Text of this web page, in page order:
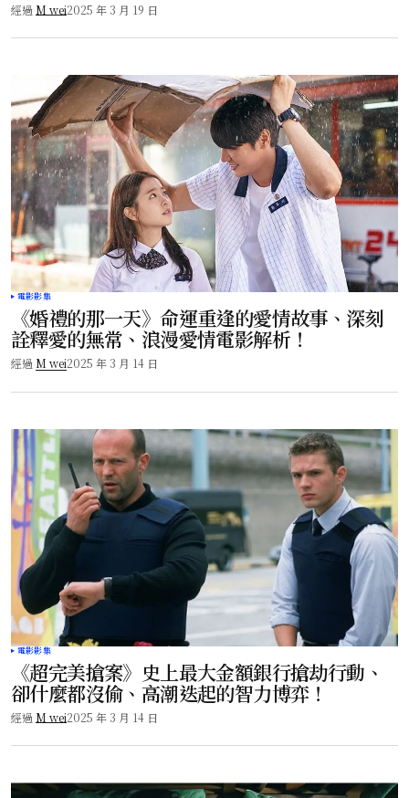
經過 M wei2025 年 3 月 19 日
電影影集
《婚禮的那一天》命運重逢的愛情故事、深刻
詮釋愛的無常、浪漫愛情電影解析！
經過 M wei2025 年 3 月 14 日
電影影集
《超完美搶案》史上最大金額銀行搶劫行動、
卻什麼都沒偷、高潮迭起的智力博弈！
經過 M wei2025 年 3 月 14 日